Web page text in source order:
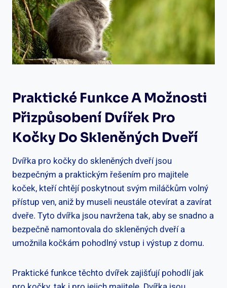
Praktické Funkce A Možnosti
Přizpůsobení Dvířek Pro
Kočky Do Skleněných Dveří
Dvířka pro kočky do skleněných dveří jsou
bezpečným a praktickým řešením pro majitele
koček, kteří chtějí poskytnout svým miláčkům volný
přístup ven, aniž by museli neustále otevírat a zavírat
dveře. Tyto dvířka jsou navržena tak, aby se snadno a
bezpečně namontovala do skleněných dveří a
umožnila kočkám pohodlný vstup i výstup z domu.
Praktické funkce těchto dvířek zajišťují pohodlí jak